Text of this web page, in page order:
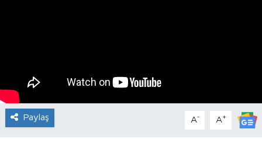
Paylaş A- A+